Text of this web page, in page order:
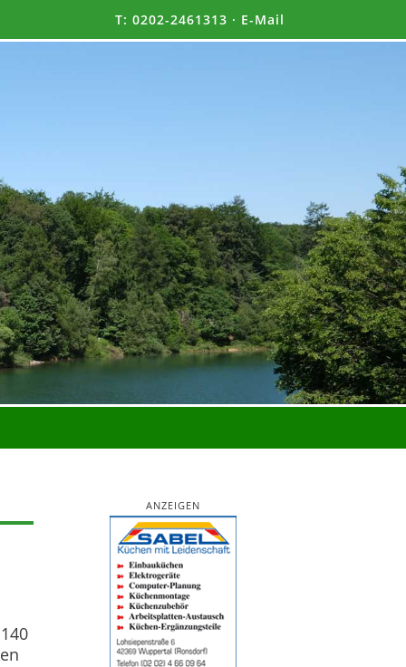
T: 0202-2461313 · E-Mail
ANZEIGEN